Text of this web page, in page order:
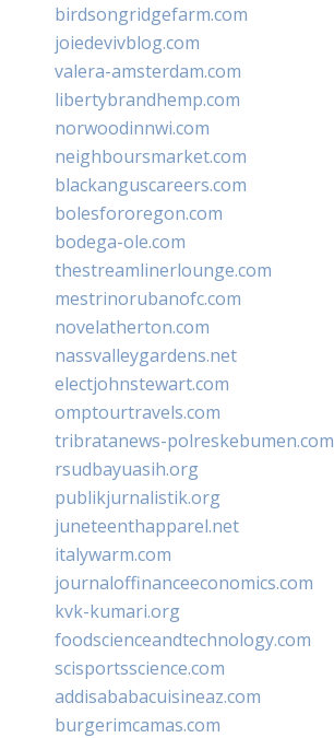
birdsongridgefarm.com
joiedevivblog.com
valera-amsterdam.com
libertybrandhemp.com
norwoodinnwi.com
neighboursmarket.com
blackanguscareers.com
bolesfororegon.com
bodega-ole.com
thestreamlinerlounge.com
mestrinorubanofc.com
novelatherton.com
nassvalleygardens.net
electjohnstewart.com
omptourtravels.com
tribratanews-polreskebumen.com
rsudbayuasih.org
publikjurnalistik.org
juneteenthapparel.net
italywarm.com
journaloffinanceeconomics.com
kvk-kumari.org
foodscienceandtechnology.com
scisportsscience.com
addisababacuisineaz.com
burgerimcamas.com